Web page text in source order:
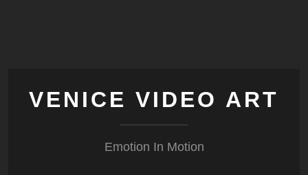
VENICE VIDEO ART
Emotion In Motion